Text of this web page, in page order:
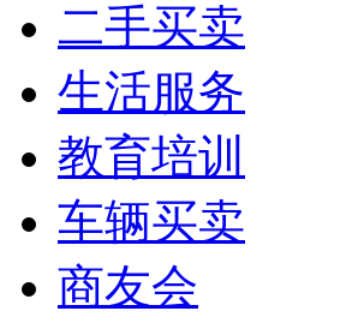
二手买卖
生活服务
教育培训
车辆买卖
商友会